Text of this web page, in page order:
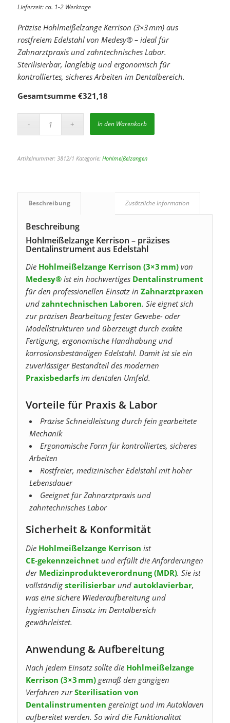
Lieferzeit: ca. 1-2 Werktage
Präzise Hohlmeißelzange Kerrison (3×3 mm) aus
rostfreiem Edelstahl von Medesy® – ideal für
Zahnarztpraxis und zahntechnisches Labor.
Sterilisierbar, langlebig und ergonomisch für
kontrolliertes, sicheres Arbeiten im Dentalbereich.
Gesamtsumme €321,18
In den Warenkorb
Artikelnummer: 3812/1 Kategorie: Hohlmeißelzangen
Beschreibung Zusätzliche Information
Beschreibung
Hohlmeißelzange Kerrison – präzises
Dentalinstrument aus Edelstahl
Die Hohlmeißelzange Kerrison (3×3 mm)von
Medesy®ist ein hochwertiges Dentalinstrument
für den professionellen Einsatz in Zahnarztpraxen
und zahntechnischen Laboren. Sie eignet sich
zur präzisen Bearbeitung fester Gewebe- oder
Modellstrukturen und überzeugt durch exakte
Fertigung, ergonomische Handhabung und
korrosionsbeständigen Edelstahl. Damit ist sie ein
zuverlässiger Bestandteil des modernen
Praxisbedarfsim dentalen Umfeld.
Vorteile für Praxis & Labor
Präzise Schneidleistung durch fein gearbeitete
Mechanik
Ergonomische Form für kontrolliertes, sicheres
Arbeiten
Rostfreier, medizinischer Edelstahl mit hoher
Lebensdauer
Geeignet für Zahnarztpraxis und
zahntechnisches Labor
Sicherheit & Konformität
Die Hohlmeißelzange Kerrison ist
CE‑gekennzeichnet und erfüllt die Anforderungen
der Medizinprodukteverordnung (MDR). Sie ist
vollständig sterilisierbarund autoklavierbar,
was eine sichere Wiederaufbereitung und
hygienischen Einsatz im Dentalbereich
gewährleistet.
Anwendung & Aufbereitung
Nach jedem Einsatz sollte die Hohlmeißelzange
Kerrison (3×3 mm)gemäß den gängigen
Verfahren zurSterilisation von
Dentalinstrumenten gereinigt und im Autoklaven
aufbereitet werden. So wird die Funktionalität